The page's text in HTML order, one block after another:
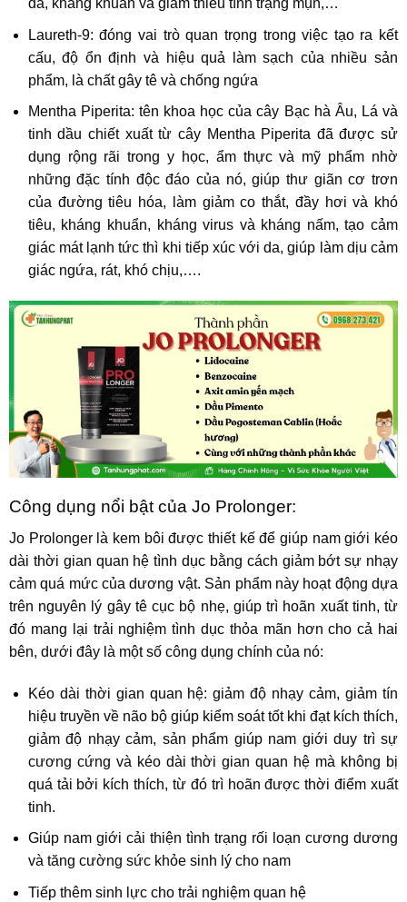
da, kháng khuẩn và giảm thiểu tình trạng mụn,…
Laureth-9: đóng vai trò quan trọng trong việc tạo ra kết
cấu, độ ổn định và hiệu quả làm sạch của nhiều sản
phẩm, là chất gây tê và chống ngứa
Mentha Piperita: tên khoa học của cây Bạc hà Âu, Lá và
tinh dầu chiết xuất từ cây Mentha Piperita đã được sử
dụng rộng rãi trong y học, ẩm thực và mỹ phẩm nhờ
những đặc tính độc đáo của nó, giúp thư giãn cơ trơn
của đường tiêu hóa, làm giảm co thắt, đầy hơi và khó
tiêu, kháng khuẩn, kháng virus và kháng nấm, tạo cảm
giác mát lạnh tức thì khi tiếp xúc với da, giúp làm dịu cảm
giác ngứa, rát, khó chịu,….
Công dụng nổi bật của Jo Prolonger:
Jo Prolonger là kem bôi được thiết kế để giúp nam giới kéo
dài thời gian quan hệ tình dục bằng cách giảm bớt sự nhạy
cảm quá mức của dương vật. Sản phẩm này hoạt động dựa
trên nguyên lý gây tê cục bộ nhẹ, giúp trì hoãn xuất tinh, từ
đó mang lại trải nghiệm tình dục thỏa mãn hơn cho cả hai
bên, dưới đây là một số công dụng chính của nó:
Kéo dài thời gian quan hệ: giảm độ nhạy cảm, giảm tín
hiệu truyền về não bộ giúp kiểm soát tốt khi đạt kích thích,
giảm độ nhạy cảm, sản phẩm giúp nam giới duy trì sự
cương cứng và kéo dài thời gian quan hệ mà không bị
quá tải bởi kích thích, từ đó trì hoãn được thời điểm xuất
tinh.
Giúp nam giới cải thiện tình trạng rối loạn cương dương
và tăng cường sức khỏe sinh lý cho nam
Tiếp thêm sinh lực cho trải nghiệm quan hệ